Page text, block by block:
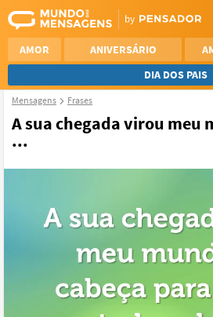
AMOR ANIVERSÁRIO
DIA DOS PAIS
REFLEXÃO
Mensagens Frases
A sua chegada virou meu
...